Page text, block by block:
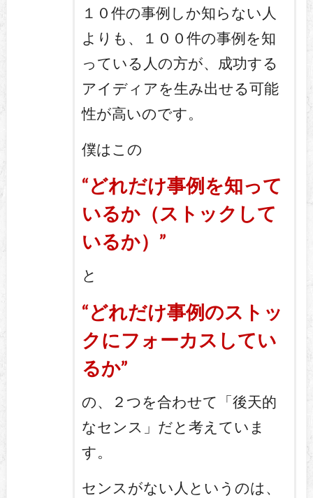
１０件の事例しか知らない人
よりも、１００件の事例を知
っている人の方が、成功する
アイディアを生み出せる可能
性が高いのです。
僕はこの
“どれだけ事例を知って
いるか（ストックして
いるか）”
と
“どれだけ事例のストッ
クにフォーカスしてい
るか”
の、２つを合わせて「後天的
なセンス」だと考えていま
す。
センスがない人というのは、